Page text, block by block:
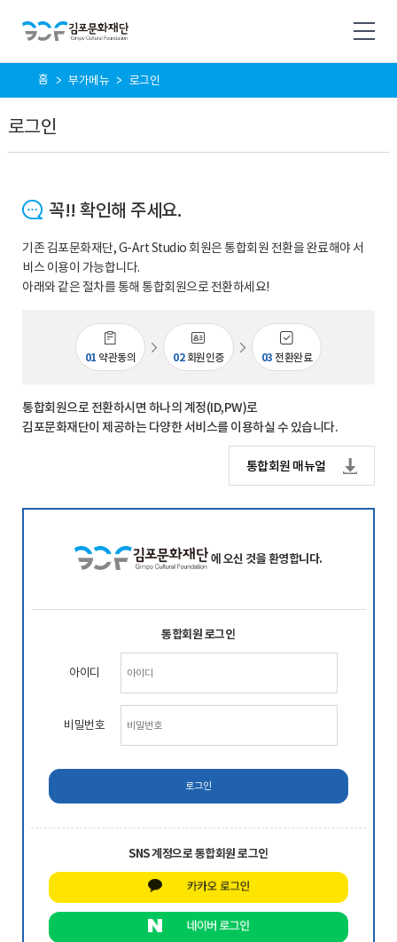
사
이
맵
홈 부가메뉴 로그인
로그인
꼭!! 확인해 주세요.
기존 김포문화재단, G-Art Studio 회원은 통합회원 전환을 완료해야 서
비스 이용이 가능합니다.
아래와 같은 절차를 통해 통합회원으로 전환하세요!
01 약관동의 02회원인증 03 전환완료
통합회원으로 전환하시면 하나의 계정(ID,PW)로
김포문화재단이 제공하는 다양한 서비스를 이용하실 수 있습니다.
통합회원 매뉴얼
에 오신 것을 환영합니다.
통합회원 로그인
아이디
비밀번호
SNS 계정으로 통합회원 로그인